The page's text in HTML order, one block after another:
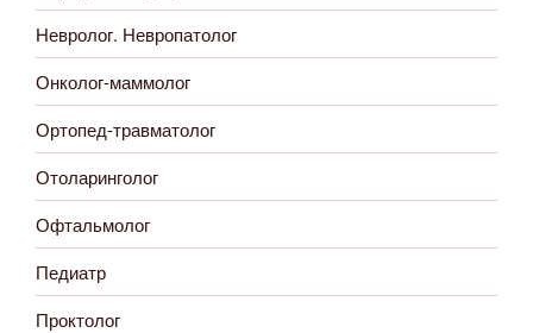
Невролог. Невропатолог
Онколог-маммолог
Ортопед-травматолог
Отоларинголог
Офтальмолог
Педиатр
Проктолог